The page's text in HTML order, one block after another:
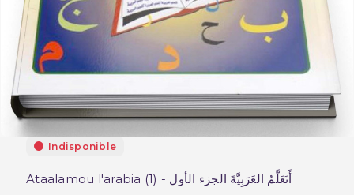
Indisponible
Ataalamou l'arabia (1) - أَتَعَلَّمُ العَرَبِيَّةَ الجزء الأول